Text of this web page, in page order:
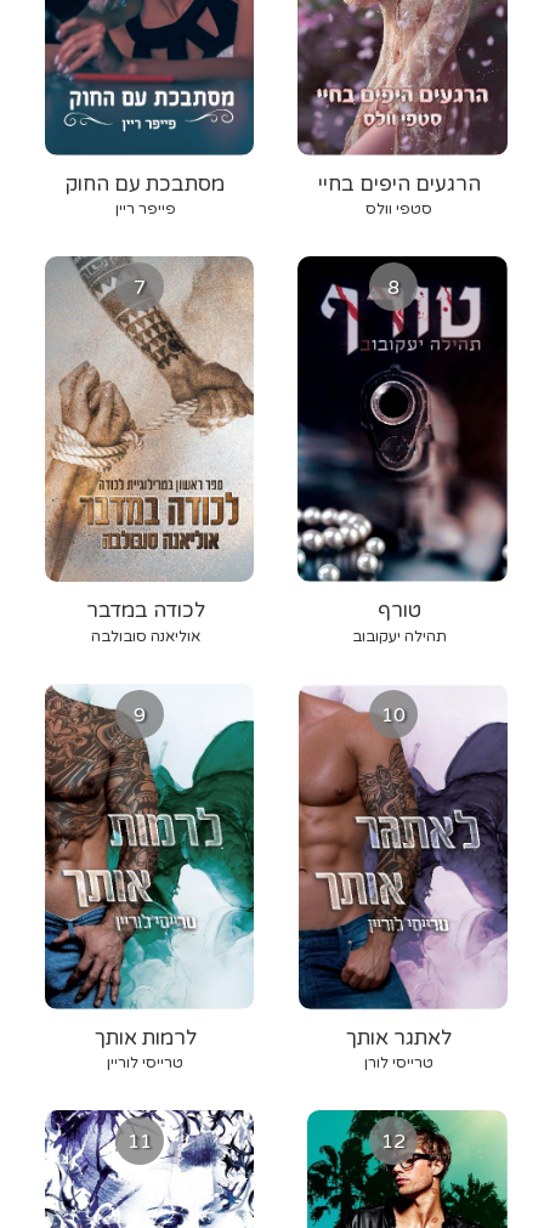
מסתבכת עם החוק
פייפר ריין
הרגעים היפים בחיי
סטפי וולס
7
לכודה במדבר
אוליאנה סובולבה
8
טורף
תהילה יעקובוב
9
לרמות אותך
טרייסי לוריין
10
לאתגר אותך
טרייסי לורן
11 12